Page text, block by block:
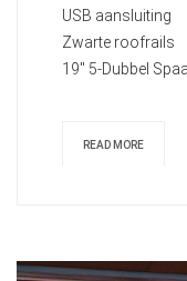
USB aansluiting
Zwarte roofrails
19" 5-Dubbel
READ MORE